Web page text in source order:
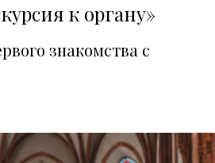
к органу»
знакомства с